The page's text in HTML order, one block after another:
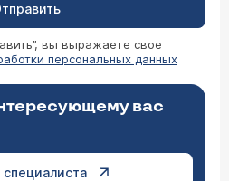
вы выражаете свое
персональных данных
вас